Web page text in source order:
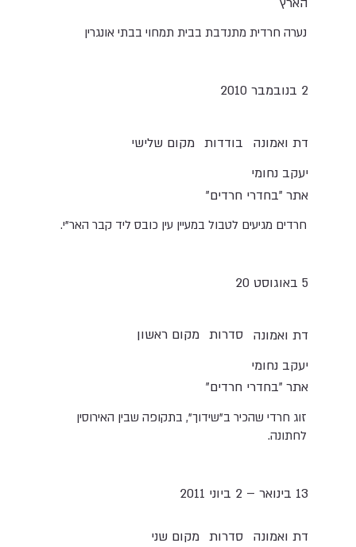
נערה חרדית מתנדבת בבית תמחוי בבתי אונגרין
2 בנובמבר 2010
מקום שלישי בודדות
דת ואמונה
יעקב נחומי
אתר "בחדרי חרדים"
חרדים מגיעים לטבול במעיין עין כובס ליד קבר האר"י.
5 באוגוסט 20
מקום ראשון סדרות דת ואמונה
יעקב נחומי
אתר "בחדרי חרדים"
זוג חרדי שהכיר ב"שידוך", בתקופה שבין האירוסין
לחתונה.
13 בינואר – 2 ביוני 2011
מקום שני סדרות דת ואמונה